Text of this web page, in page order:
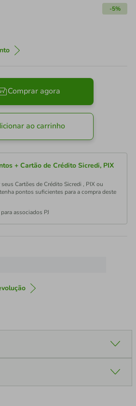
-5%
Comprar agora
ao carrinho
+ Cartão de Crédito Sicredi, PIX
Cartões de Crédito Sicredi , PIX ou
pontos suficientes para a compra deste
associados PJ